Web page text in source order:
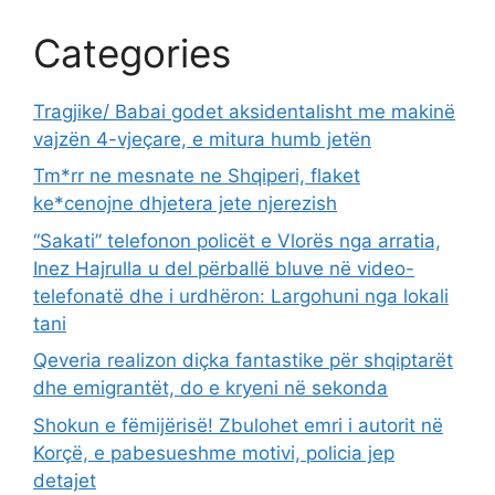
Categories
Tragjike/ Babai godet aksidentalisht me makinë
vajzën 4-vjeçare, e mitura humb jetën
Tm*rr ne mesnate ne Shqiperi, flaket
ke*cenojne dhjetera jete njerezish
“Sakati” telefonon policët e Vlorës nga arratia,
Inez Hajrulla u del përballë bluve në video-
telefonatë dhe i urdhëron: Largohuni nga lokali
tani
Qeveria realizon diçka fantastike për shqiptarët
dhe emigrantët, do e kryeni në sekonda
Shokun e fëmijërisë! Zbulohet emri i autorit në
Korçë, e pabesueshme motivi, policia jep
detajet